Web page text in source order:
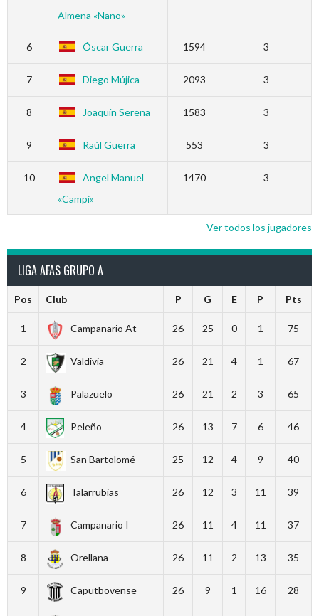
Almena «Nano»
6 Óscar Guerra 1594 3
7 Diego Mújica 2093 3
8 Joaquín Serena 1583 3
9 Raúl Guerra 553 3
10
Angel Manuel
«Campi»
1470 3
Ver todos los jugadores
LIGA AFAS GRUPO A
Pos Club P G E P Pts
1 Campanario At 26 25 0 1 75
2 Valdivia 26 21 4 1 67
3 Palazuelo 26 21 2 3 65
4 Peleño 26 13 7 6 46
5 San Bartolomé 25 12 4 9 40
6 Talarrubias 26 12 3 11 39
7 Campanario I 26 11 4 11 37
8 Orellana 26 11 2 13 35
9 Caputbovense 26 9 1 16 28